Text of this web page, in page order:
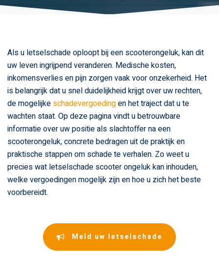
Als u letselschade oploopt bij een scooterongeluk, kan dit
uw leven ingrijpend veranderen. Medische kosten,
inkomensverlies en pijn zorgen vaak voor onzekerheid. Het
is belangrijk dat u snel duidelijkheid krijgt over uw rechten,
de mogelijke schadevergoedingen het traject dat u te
wachten staat. Op deze pagina vindt u betrouwbare
informatie over uw positie als slachtoffer na een
scooterongeluk, concrete bedragen uit de praktijk en
praktische stappen om schade te verhalen. Zo weet u
precies wat letselschade scooter ongeluk kan inhouden,
welke vergoedingen mogelijk zijn en hoe u zich het beste
voorbereidt.
Meld uw letselschade